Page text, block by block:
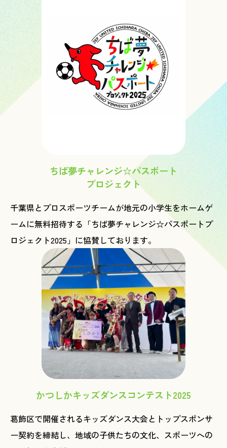
ちば夢チャレンジ☆パスポート
プロジェクト
千葉県とプロスポーツチームが地元の小学生をホームゲ
ームに無料招待する「ちば夢チャレンジ☆パスポートプ
ロジェクト2025」に協賛しております。
かつしかキッズダンスコンテスト2025
葛飾区で開催されるキッズダンス大会とトップスポンサ
ー契約を締結し、地域の子供たちの文化、スポーツへの